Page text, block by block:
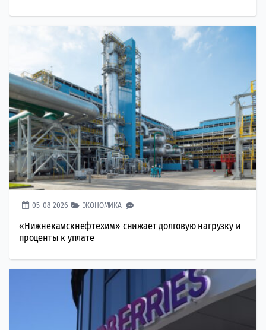
05-08-2026 ЭКОНОМИКА
«Нижнекамскнефтехим» снижает долговую нагрузку и
проценты к уплате